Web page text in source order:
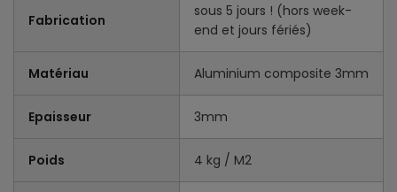
Fabrication
sous 5 jours ! (hors week-
end et jours fériés)
Matériau Aluminium composite 3mm
Epaisseur 3mm
Poids 4 kg / M2